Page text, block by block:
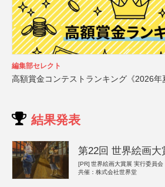
編集部セレクト
高額賞金コンテストランキング《2026年
結果発表
第22回 世界絵画大
[PR] 世界絵画大賞展 実行委員会
共催：株式会社世界堂